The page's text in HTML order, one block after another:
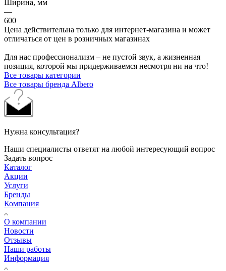
Ширина, мм
—
600
Цена действительна только для интернет-магазина и может
отличаться от цен в розничных магазинах
Для нас профессионализм – не пустой звук, а жизненная
позиция, которой мы придерживаемся несмотря ни на что!
Все товары категории
Все товары бренда Albero
Нужна консультация?
Наши специалисты ответят на любой интересующий вопрос
Задать вопрос
Каталог
Акции
Услуги
Бренды
Компания
О компании
Новости
Отзывы
Наши работы
Информация